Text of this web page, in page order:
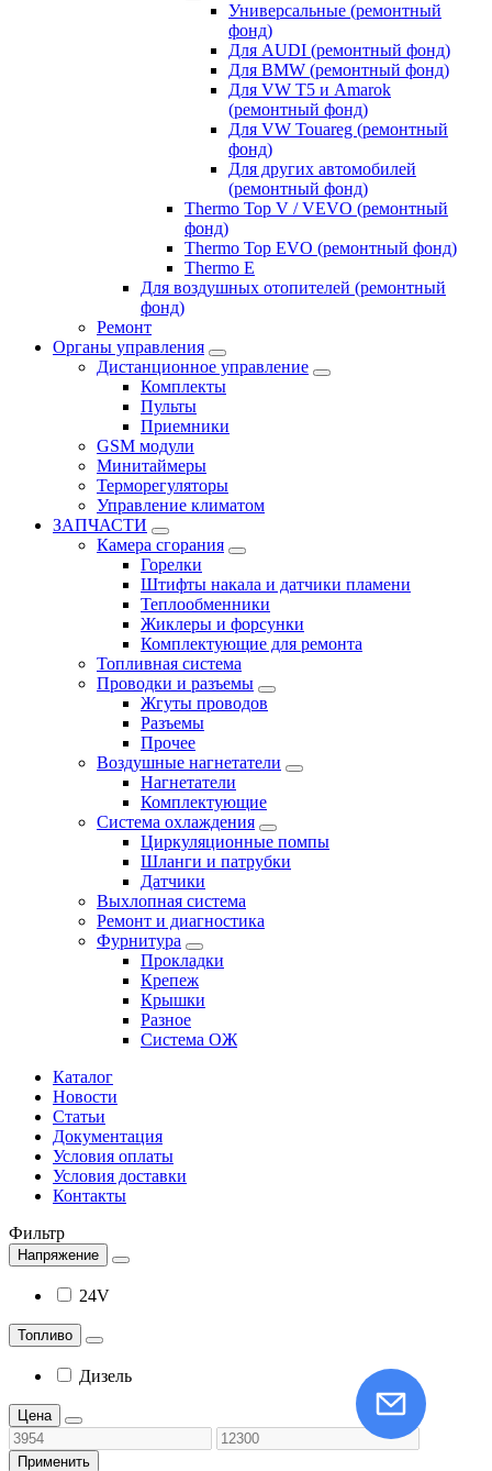
Универсальные (ремонтный
фонд)
Для AUDI (ремонтный фонд)
Для BMW (ремонтный фонд)
Для VW T5 и Amarok
(ремонтный фонд)
Для VW Touareg (ремонтный
фонд)
Для других автомобилей
(ремонтный фонд)
Thermo Top V / VEVO (ремонтный
фонд)
Thermo Top EVO (ремонтный фонд)
Thermo E
Для воздушных отопителей (ремонтный
фонд)
Ремонт
Органы управления
Дистанционное управление
Комплекты
Пульты
Приемники
GSM модули
Минитаймеры
Терморегуляторы
Управление климатом
ЗАПЧАСТИ
Камера сгорания
Горелки
Штифты накала и датчики пламени
Теплообменники
Жиклеры и форсунки
Комплектующие для ремонта
Топливная система
Проводки и разъемы
Жгуты проводов
Разъемы
Прочее
Воздушные нагнетатели
Нагнетатели
Комплектующие
Система охлаждения
Циркуляционные помпы
Шланги и патрубки
Датчики
Выхлопная система
Ремонт и диагностика
Фурнитура
Прокладки
Крепеж
Крышки
Разное
Система ОЖ
Каталог
Новости
Статьи
Документация
Условия оплаты
Условия доставки
Контакты
Фильтр
Напряжение
24V
Топливо
Дизель
Цена
Применить